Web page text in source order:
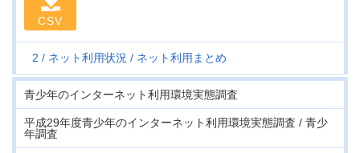
CSV
2 ネット利用状況 ネット利用まとめ
青少年のインターネット利用環境実態調査
平成29年度青少年のインターネット利用環境実態調査 / 青少
年調査